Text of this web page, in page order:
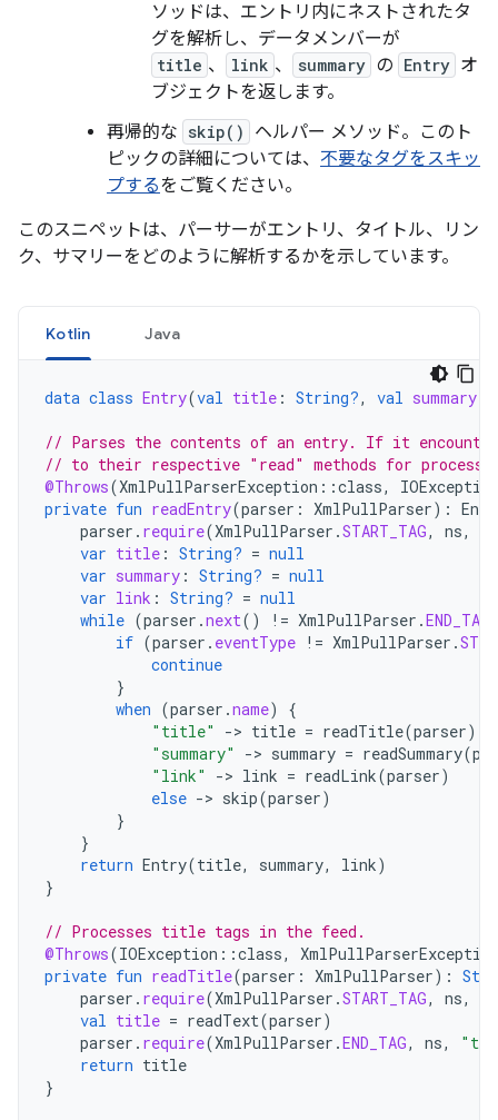
ソッドは、エントリ内にネストされたタ
グを解析し、データメンバーが
title 、 link 、 summary の Entry オ
ブジェクトを返します。
再帰的な skip()
ヘルパー メソッド。このト
ピックの詳細については、 不要なタグをスキッ
プするをご覧ください。
このスニペットは、パーサーがエントリ、タイトル、リン
ク、サマリーをどのように解析するかを示しています。
Kotlin Java
data class Entry(val title : String?, val summary
// Parses the contents of an entry. If it
// to their respective "read" methods for
@Throws(XmlPullParserException ::class,
IOException
private fun readEntry(parser : XmlPullParser):
parser . require(XmlPullParser .START_TAG, ns,
var title : String? = null
var summary : String? = null
var link : String? = null
while (parser .next() != XmlPullParser .END_TAG
if (parser . eventType != XmlPullParser .
continue
}
when (parser .name)
{
"title"
-> title = readTitle(parser)
"summary"
-> summary = readSummary(
"link"
-> link = readLink(parser)
else -> skip(parser)
}
}
return Entry(title, summary, link)
}
// Processes title tags in the feed.
@Throws(IOException ::class,
XmlPullParserException
private fun readTitle(parser : XmlPullParser):
parser . require(XmlPullParser .START_TAG, ns,
val title = readText(parser)
parser . require(XmlPullParser .END_TAG, ns,
return title
}